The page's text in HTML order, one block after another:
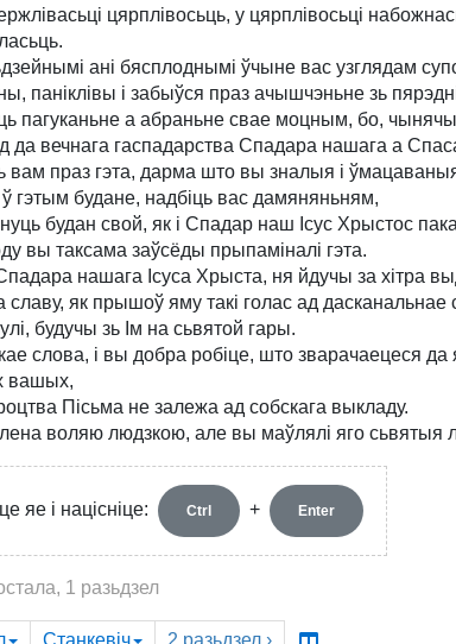
цярплівосьць, у цярплівосьці
ані бясплоднымі ўчыне вас узглядам
паніклівы і забыўся праз ачышчэньне зь
пагуканьне а абраньне свае моцным, бо, чынячы
да вечнага гаспадарства Спадара нашага а
вам праз гэта, дарма што вы зналыя і
гэтым будане, надбіць вас дамяняньням,
будан свой, як і Спадар наш Ісус Хрыстос
вы таксама заўсёды прыпаміналі гэта.
нашага Ісуса Хрыста, ня йдучы за хітра
як прышоў яму такі голас ад
будучы зь Ім на сьвятой гары.
слова, і вы добра робіце, што зварачаецеся
вашых,
Пісьма не залежа ад собскага выкладу.
воляю людзкою, але вы маўлялі яго
яе і націсніце: Ctrl + Enter
1 разьдзел
Станкевіч 2 разьдзел ›